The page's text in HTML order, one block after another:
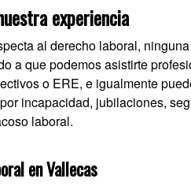
experiencia
al derecho laboral,
a que podemos asistirte
o ERE, e igualmente
incapacidad, jubilaciones,
laboral.
en Vallecas